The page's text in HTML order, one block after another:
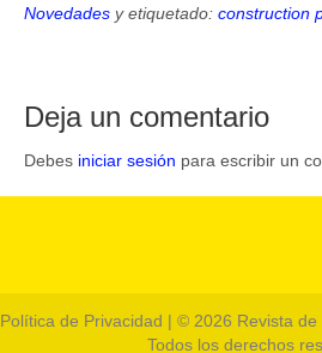
Novedades y etiquetado: construction
Deja un comentario
Debes iniciar sesión para escribir un
Política de Privacidad | © 2026 Revista de
Todos los derechos